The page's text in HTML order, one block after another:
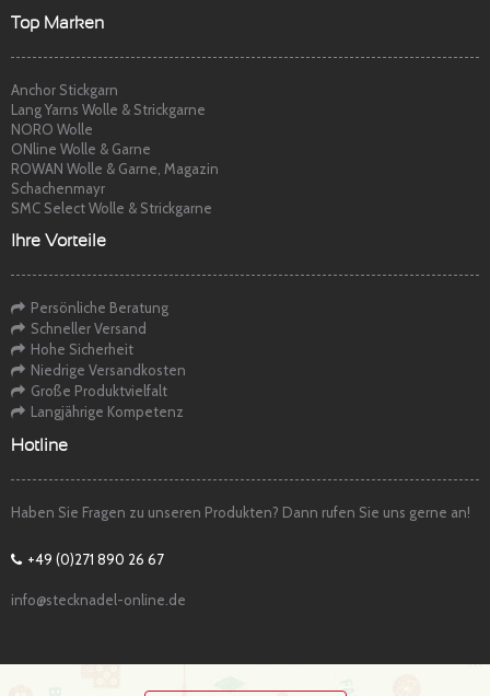
Top Marken
Anchor Stickgarn
Lang Yarns Wolle & Strickgarne
NORO Wolle
ONline Wolle & Garne
ROWAN Wolle & Garne, Magazin
Schachenmayr
SMC Select Wolle & Strickgarne
Ihre Vorteile
Persönliche Beratung
Schneller Versand
Hohe Sicherheit
Niedrige Versandkosten
Große Produktvielfalt
Langjährige Kompetenz
Hotline
Haben Sie Fragen zu unseren Produkten? Dann rufen Sie uns gerne an!
+49 (0)271 890 26 67
info@stecknadel-online.de